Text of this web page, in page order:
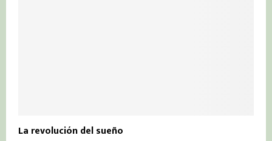
La revolución del sueño